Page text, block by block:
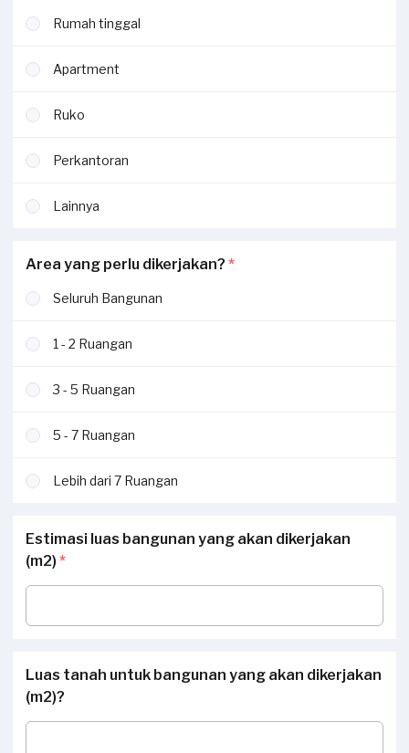
Rumah tinggal
Apartment
Ruko
Perkantoran
Lainnya
Area yang perlu dikerjakan? *
Seluruh Bangunan
1 - 2 Ruangan
3 - 5 Ruangan
5 - 7 Ruangan
Lebih dari 7 Ruangan
Estimasi luas bangunan yang akan dikerjakan
(m2) *
Luas tanah untuk bangunan yang akan dikerjakan
(m2)?